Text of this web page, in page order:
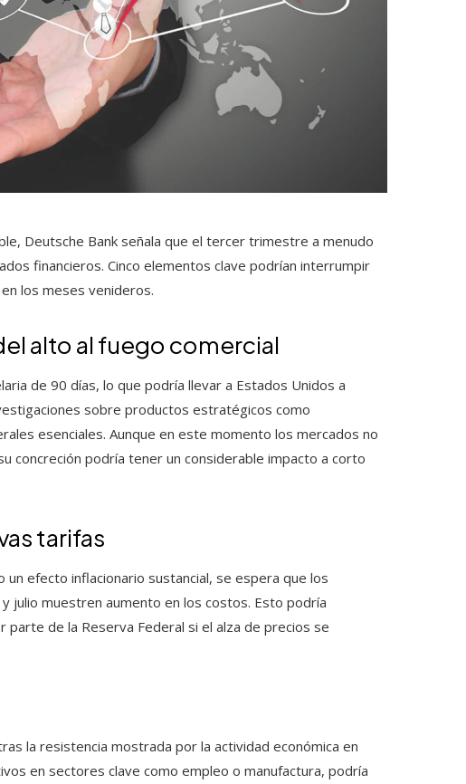
Deutsche Bank señala que el tercer trimestre a menudo
financieros. Cinco elementos clave podrían interrumpir
los meses venideros.
alto al fuego comercial
de 90 días, lo que podría llevar a Estados Unidos a
sobre productos estratégicos como
esenciales. Aunque en este momento los mercados no
concreción podría tener un considerable impacto a corto
tarifas
un efecto inflacionario sustancial, se espera que los
julio muestren aumento en los costos. Esto podría
de la Reserva Federal si el alza de precios se
la resistencia mostrada por la actividad económica en
en sectores clave como empleo o manufactura, podría